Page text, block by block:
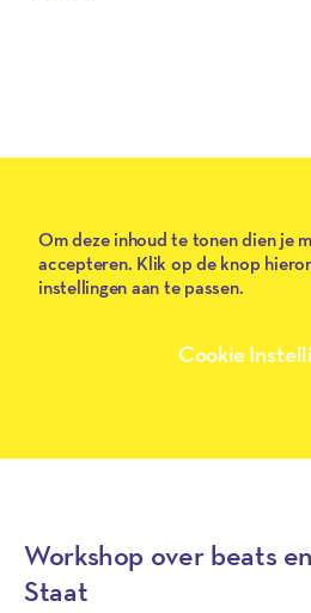
Om deze inhoud te tonen dien je
accepteren. Klik op de knop
instellingen aan te passen.
Cookie
Workshop over beats
Staat